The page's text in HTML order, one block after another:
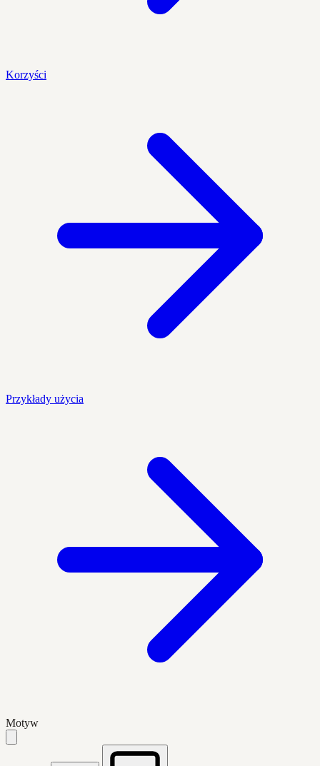
Korzyści
Przykłady użycia
Motyw